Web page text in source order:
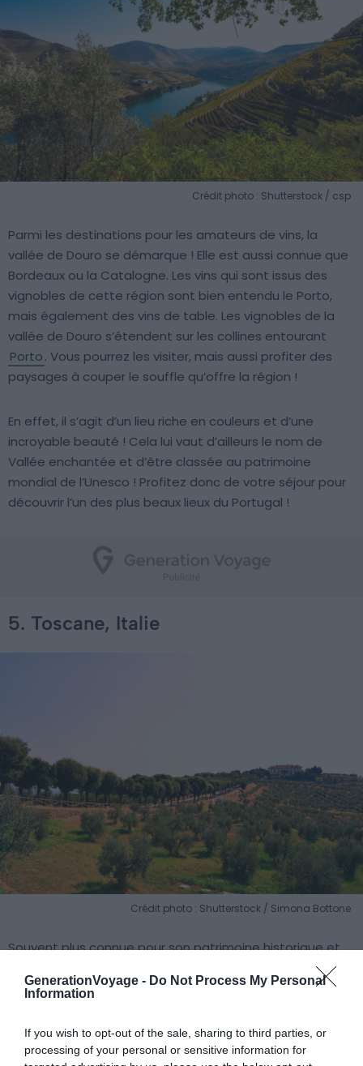
GenerationVoyage - Do Not Process My Personal
Information
If you wish to opt-out of the sale, sharing to third parties, or
processing of your personal or sensitive information for
Crédit photo : Shutterstock / csp
Parmi les destinations pour les amateurs de vins, la
vallée de Douro se démarque ! Elle est aussi connue que
Bordeaux ou la Catalogne. Les vins qui sont issus des
vignobles de cette région sont bien entendu le Porto,
mais également des vins de table. Les vignobles de la
vallée de Douro s’étendent sur les collines entourant
Porto. Vous pourrez les visiter, mais aussi profiter des
paysages à couper le souffle qu’offre la région !
En effet, il s’agit d’un lieu riche en couleurs et d’une
incroyable beauté ! Cela lui vaut d’ailleurs le nom de
Vallée enchantée et d’être classée au patrimoine
mondial de l’Unesco ! Profitez donc de votre séjour pour
découvrir l’un des plus beaux lieux du Portugal !
5. Toscane, Italie
Crédit photo : Shutterstock / Simona Bottone
Souvent plus connue pour son patrimoine historique et
artistique, la Toscane est pourtant l’une des meilleures
destinations pour les amateurs de vins ! Vous trouverez
campagne toscane, à l’abri des regards. La région
dispose de plusieurs appellations d’origine contrôlée,